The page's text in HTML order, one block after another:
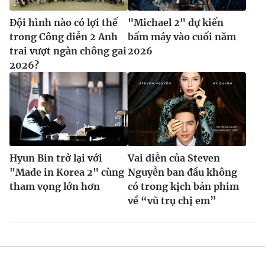
Đội hình nào có lợi thế
trong Công diễn 2 Anh
trai vượt ngàn chông gai
2026?
"Michael 2" dự kiến
bấm máy vào cuối năm
2026
Hyun Bin trở lại với
"Made in Korea 2" cùng
tham vọng lớn hơn
Vai diễn của Steven
Nguyễn ban đầu không
có trong kịch bản phim
về “vũ trụ chị em”